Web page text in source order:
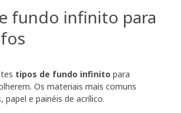
fundo infinito para
tipos de fundo infinito para
Os materiais mais comuns
papel e painéis de acrílico.